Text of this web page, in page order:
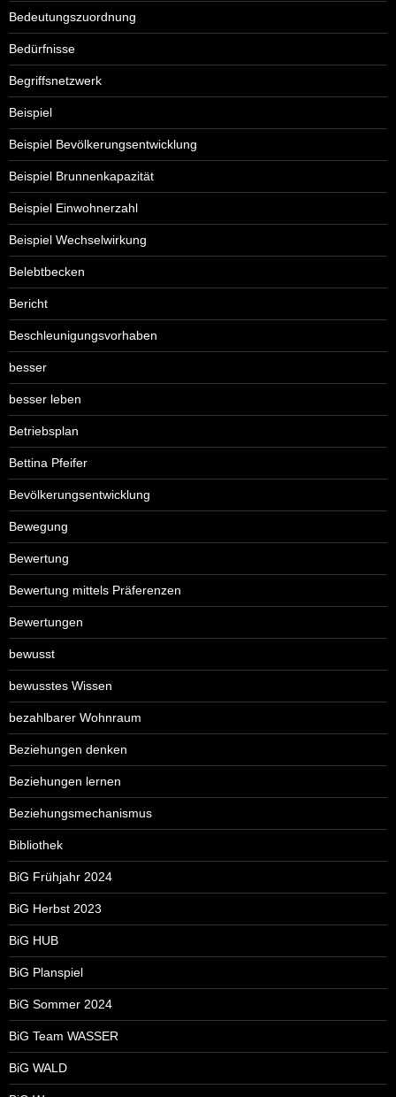
Bedeutungszuordnung
Bedürfnisse
Begriffsnetzwerk
Beispiel
Beispiel Bevölkerungsentwicklung
Beispiel Brunnenkapazität
Beispiel Einwohnerzahl
Beispiel Wechselwirkung
Belebtbecken
Bericht
Beschleunigungsvorhaben
besser
besser leben
Betriebsplan
Bettina Pfeifer
Bevölkerungsentwicklung
Bewegung
Bewertung
Bewertung mittels Präferenzen
Bewertungen
bewusst
bewusstes Wissen
bezahlbarer Wohnraum
Beziehungen denken
Beziehungen lernen
Beziehungsmechanismus
Bibliothek
BiG Frühjahr 2024
BiG Herbst 2023
BiG HUB
BiG Planspiel
BiG Sommer 2024
BiG Team WASSER
BiG WALD